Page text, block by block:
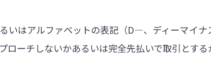
いはアルファベットの表記（D―、ディーマイ
ローチしないかあるいは完全先払いで取引とする